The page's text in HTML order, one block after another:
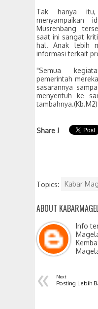
Tak hanya
menyampaikan
Musrenbang
saat ini sangat
hal. Anak lebih
informasi terkait
"Semua
pemerintah
sasarannya
menyentuh ke
tambahnya.(Kb.M2)
Share !
Topics: Kabar
ABOUT
Info
« Next
Posting Lebih